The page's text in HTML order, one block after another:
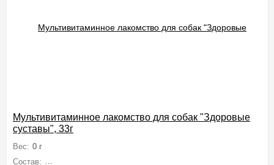
Мультивитаминное лакомство для собак "Здоровые
суставы", 33г
Вес: 0 г
Состав: Дрожжи пивные, мясокостная мука, молоко сухое